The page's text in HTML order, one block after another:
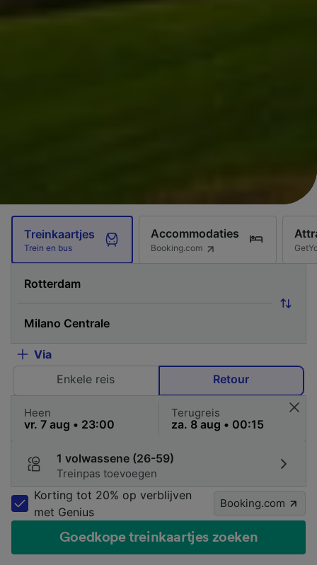
Treinkaartjes
Trein en bus
Accommodaties
Booking.com
Via
Enkele reis
Retour
Heen Terugreis
1 volwassene (26-59)
Treinpas toevoegen
Korting tot 20% op verblijven
met Genius
Booking.com
Goedkope treinkaartjes zoeken